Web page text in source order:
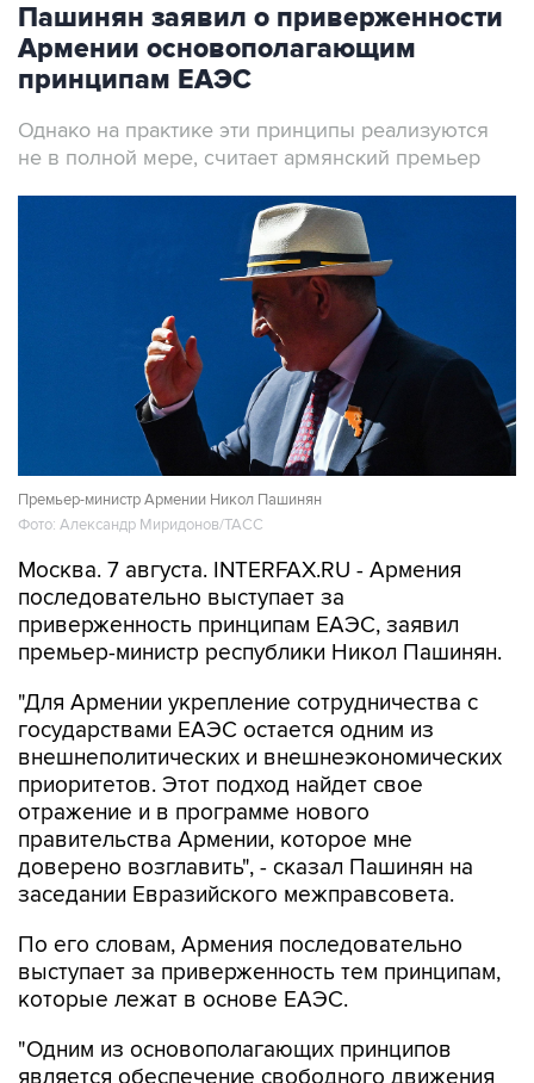
Пашинян заявил о приверженности
Армении основополагающим
принципам ЕАЭС
Однако на практике эти принципы реализуются
не в полной мере, считает армянский премьер
Премьер-министр Армении Никол Пашинян
Фото: Александр Миридонов/ТАСС
Москва. 7 августа. INTERFAX.RU - Армения
последовательно выступает за
приверженность принципам ЕАЭС, заявил
премьер-министр республики Никол Пашинян.
"Для Армении укрепление сотрудничества с
государствами ЕАЭС остается одним из
внешнеполитических и внешнеэкономических
приоритетов. Этот подход найдет свое
отражение и в программе нового
правительства Армении, которое мне
доверено возглавить", - сказал Пашинян на
заседании Евразийского межправсовета.
По его словам, Армения последовательно
выступает за приверженность тем принципам,
которые лежат в основе ЕАЭС.
"Одним из основополагающих принципов